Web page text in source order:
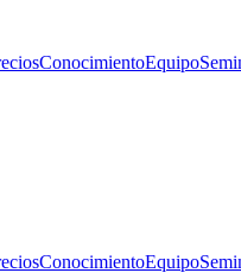
ConocimientoEquipo
ConocimientoEquipo